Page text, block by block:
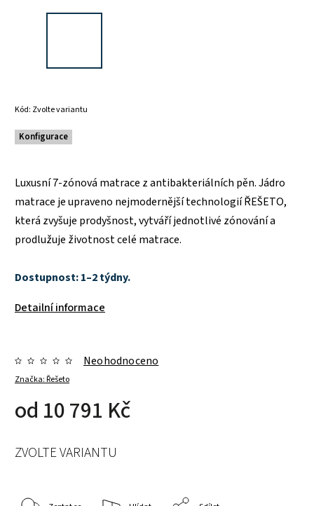
Kód: Zvolte variantu
Konfigurace
Luxusní 7-zónová matrace z antibakteriálních pěn. Jádro
matrace je upraveno nejmodernější technologií ŘEŠETO,
která zvyšuje prodyšnost, vytváří jednotlivé zónování a
prodlužuje životnost celé matrace.
Dostupnost: 1–2 týdny.
Detailní informace
Značka:Řešeto
Neohodnoceno
od 10 791 Kč
ZVOLTE VARIANTU